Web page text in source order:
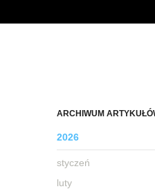
ARCHIWUM
2026
styczeń
luty